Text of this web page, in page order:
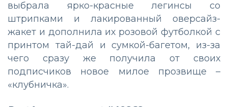
выбрала ярко-красные легинсы со
штрипками и лакированный оверсайз-
жакет и дополнила их розовой футболкой с
принтом тай-дай и сумкой-багетом, из-за
чего сразу же получила от своих
подписчиков новое милое прозвище –
«клубничка».